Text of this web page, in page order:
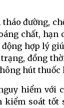
đường,
chất, hạn
hợp lý
đồng
hút
hiểm với
kiểm soát